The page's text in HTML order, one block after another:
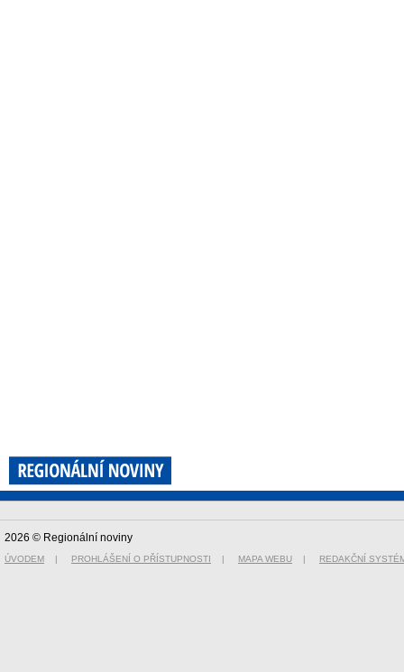
2026 © Regionální noviny
ÚVODEM | PROHLÁŠENÍ O PŘÍSTUPNOSTI | MAPA WEBU | REDAKČNÍ